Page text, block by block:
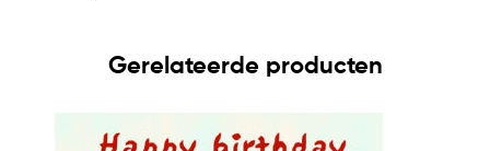
Gerelateerde producten